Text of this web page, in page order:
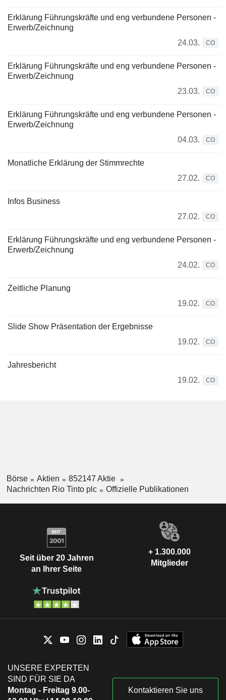
Erklärung Führungskräfte und eng verbundene Personen -
Erwerb/Zeichnung
24.03.
CO
Erklärung Führungskräfte und eng verbundene Personen -
Erwerb/Zeichnung
23.03.
CO
Erklärung Führungskräfte und eng verbundene Personen -
Erwerb/Zeichnung
04.03.
CO
Monatliche Erklärung der Stimmrechte
27.02.
CO
Infos Business
27.02.
CO
Erklärung Führungskräfte und eng verbundene Personen -
Erwerb/Zeichnung
24.02.
CO
Zeitliche Planung
19.02.
CO
Slide Show Präsentation der Ergebnisse
19.02.
CO
Jahresbericht
19.02.
CO
Börse Aktien
852147 Aktie
Nachrichten Rio Tinto plc
Offizielle Publikationen
Seit über 20 Jahren
an Ihrer Seite
+ 1.300.000
Mitglieder
UNSERE EXPERTEN
SIND FÜR SIE DA
Montag - Freitag 9.00-
Kontaktieren Sie uns